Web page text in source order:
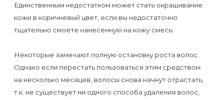
нужно
визитом
к
Единственным недостатком может стать окрашивание
кожи в коричневый цвет, если вы недостаточно
тщательно смоете нанесенную на кожу смесь.
Некоторые замечают полную остановку роста волос.
Однако если перестать пользоваться этим средством
на несколько месяцев, волосы снова начнут отрастать,
т.к. не существует ни одного способа удаления волос,